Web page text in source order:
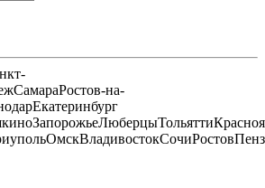
СамараРостов-на-
Екатеринбург
ЗапорожьеЛюберцыТольятти
ОмскВладивостокСочиРостов